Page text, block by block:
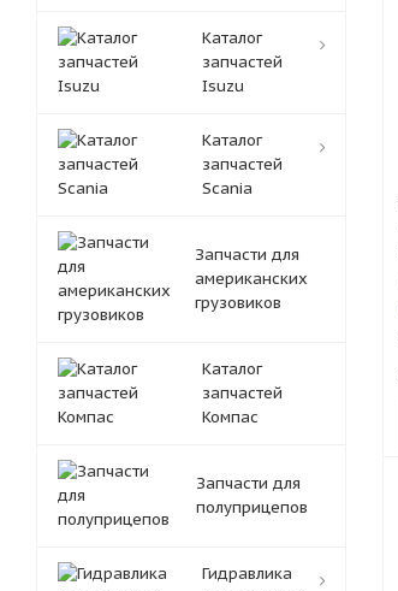
Каталог
запчастей
Isuzu
Каталог
запчастей
Scania
Запчасти для
американских
грузовиков
Каталог
запчастей
Компас
Запчасти для
полуприцепов
Гидравлика